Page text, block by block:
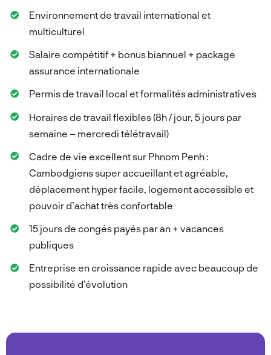
Environnement de travail international et
multiculturel
Salaire compétitif + bonus biannuel + package
assurance internationale
Permis de travail local et formalités administratives
Horaires de travail flexibles (8h / jour, 5 jours par
semaine – mercredi télétravail)
Cadre de vie excellent sur Phnom Penh :
Cambodgiens super accueillant et agréable,
déplacement hyper facile, logement accessible et
pouvoir d’achat très confortable
15 jours de congés payés par an + vacances
publiques
Entreprise en croissance rapide avec beaucoup de
possibilité d’évolution